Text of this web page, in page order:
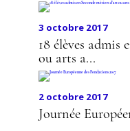
3 octobre 2017
18 élèves admis
ou arts a...
2 octobre 2017
Journée